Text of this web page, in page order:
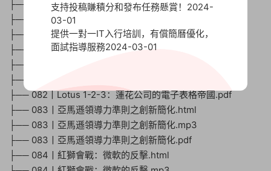
├── 080丨亞馬遜領導力準則之最高标準.pdf
├── 081丨WordPerfect：字處理軟件的新秀.html
├── 081丨WordPerfect：字處理軟件的新秀.mp3
├── 081丨WordPerfect：字處理軟件的新秀.pdf
├── 082丨Lotus 1-2-3：蓮花公司的電子表格帝國.html
├── 082丨Lotus 1-2-3：蓮花公司的電子表格帝國.mp3
├── 082丨Lotus 1-2-3：蓮花公司的電子表格帝國.pdf
├── 083丨亞馬遜領導力準則之創新簡化.html
├── 083丨亞馬遜領導力準則之創新簡化.mp3
├── 083丨亞馬遜領導力準則之創新簡化.pdf
├── 084丨紅獅會戰：微軟的反擊.html
支持投稿賺積分和發布任務懸賞！ 2024-
03-01
提供一對一IT入行培訓，有償簡曆優化，
面試指導服務2024-03-01